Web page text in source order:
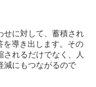
せに対して、蓄積され
を導き出します。その
れるだけでなく、人
減にもつながるので